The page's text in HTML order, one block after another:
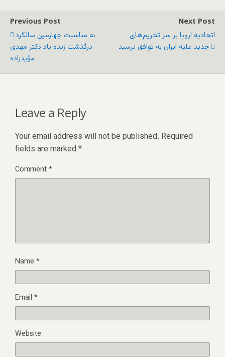
Previous Post
به مناسبت چهارمین سالگرد
درگذشت زنده یاد دکتر مهدی
مؤیدزاده
Next Post
اتحادیه اروپا بر سر تحریم‌های
جدید علیه ایران به توافق نرسید
Leave a Reply
Your email address will not be published. Required
fields are marked *
Comment*
Name *
Email *
Website